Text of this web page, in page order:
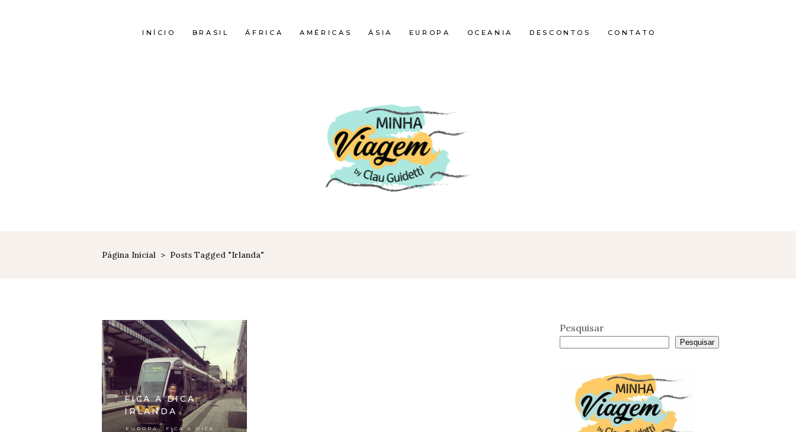
INÍCIO BRASIL ÁFRICA AMÉRICAS ÁSIA EUROPA OCEANIA DESCONTOS CONTATO
Página Inicial > Posts Tagged "Irlanda"
FICA A DICA:
IRLANDA
EUROPA, FICA A DICA
Pesquisar
Pesquisar